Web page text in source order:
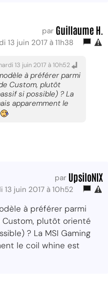
par Guillaume H.
13 juin 2017 à 11h38
13 juin 2017 à 10h52
à préférer parmi
Custom, plutôt
si possible) ? La
apparemment le
par UpsiloNIX
13 juin 2017 à 10h52
à préférer parmi
plutôt orienté
? La MSI Gaming
le coil whine est